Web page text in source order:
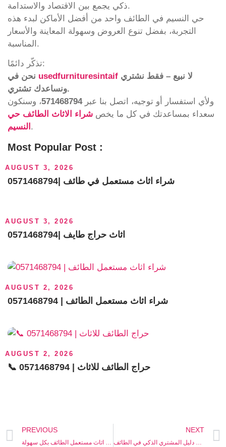
ذكي يجمع بين الاقتصاد والاستدامة.
حي النسيم في الطائف واحد من أفضل الأماكن لبدء هذه
التجربة، بفضل تنوع العروض وسهولة المعاينة والأسعار
المناسبة.
تذكّر دائمًا:
usedfurnituresintaif
ونساعدك تشتري.
ولأي استفسار أو توجيه، اتصل بنا عبر571468794، وسنكون
سعداء بمساعدتك في كل ما يخص شراء الاثاث الطائف حي
النسيم .
Most Popular Post :
AUGUST 3, 2026
شراء اثاث مستعمل في طائف |0571468794
AUGUST 3, 2026
اثاث حراج طايف |0571468794
AUGUST 2, 2026
0571468794 | شراء اثاث مستعمل الطائف
AUGUST 2, 2026
📞 0571468794 | حراج الطائف للاثاث
PREVIOUS NEXT